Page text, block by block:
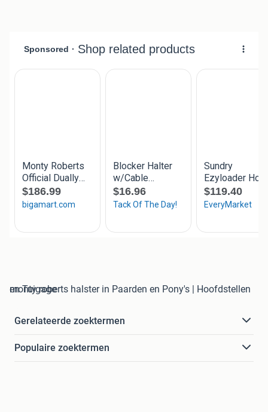
monty roberts halster in Paarden en Pony's | Hoofdstellen en Tuigage
Gerelateerde zoektermen
Populaire zoektermen